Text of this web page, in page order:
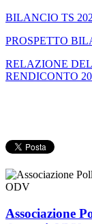
BILANCIO TS
PROSPETTO
RELAZIONE
RENDICONTO
Associazione